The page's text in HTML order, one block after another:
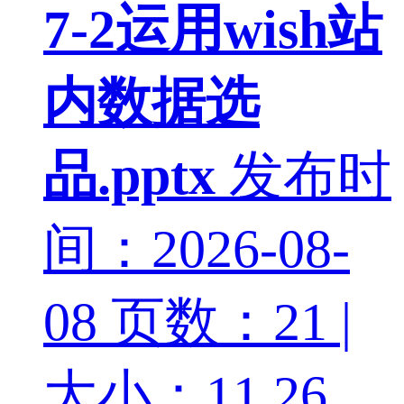
7-2运用wish站
内数据选
品.pptx 发布时
间：2026-08-
08 页数：21 |